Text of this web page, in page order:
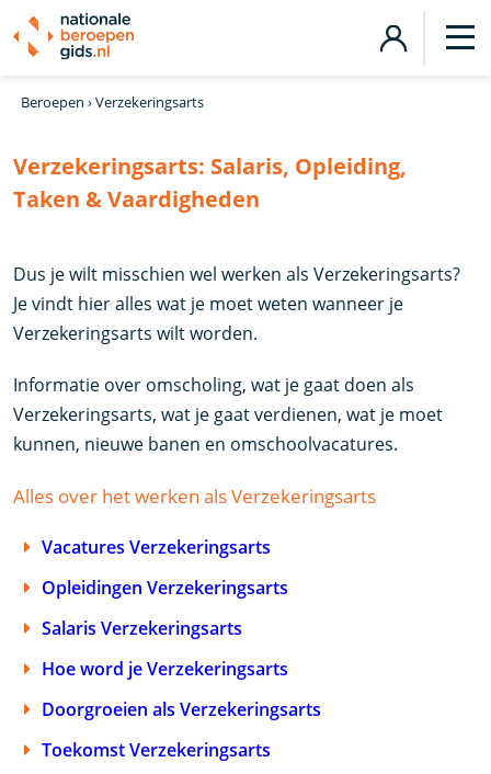
Beroepen ›Verzekeringsarts
Verzekeringsarts: Salaris, Opleiding,
Taken & Vaardigheden
Dus je wilt misschien wel werken als Verzekeringsarts?
Je vindt hier alles wat je moet weten wanneer je
Verzekeringsarts wilt worden.
Informatie over omscholing, wat je gaat doen als
Verzekeringsarts, wat je gaat verdienen, wat je moet
kunnen, nieuwe banen en omschoolvacatures.
Alles over het werken als Verzekeringsarts
Vacatures Verzekeringsarts
Opleidingen Verzekeringsarts
Salaris Verzekeringsarts
Hoe word je Verzekeringsarts
Doorgroeien als Verzekeringsarts
Toekomst Verzekeringsarts